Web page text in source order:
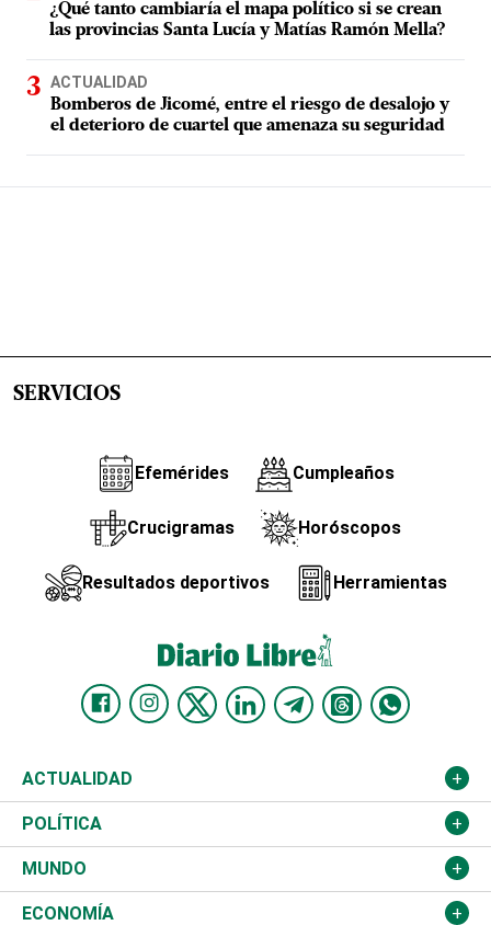
¿Qué tanto cambiaría el mapa político si se crean
las provincias Santa Lucía y Matías Ramón Mella?
ACTUALIDAD
Bomberos de Jicomé, entre el riesgo de desalojo y
el deterioro de cuartel que amenaza su seguridad
SERVICIOS
Efemérides Cumpleaños
Crucigramas Horóscopos
Resultados deportivos Herramientas
ACTUALIDAD
Nacional
Ciudad
Educación
POLÍTICA
Partidos
JCE
MUNDO
Estados Unidos
ECONOMÍA